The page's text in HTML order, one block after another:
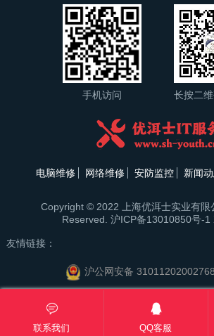
手机访问 长按二
电脑维修 网络维修 安防监控 新闻
Copyright © 2022 上海优洱士实业有限
Reserved. 沪ICP备13010850号-1
友情链接：
沪公网安备
联系我们 QQ客服